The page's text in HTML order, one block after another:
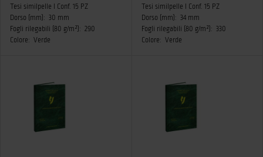
Tesi similpelle I Conf. 15 PZ
Dorso (mm): 30 mm
Fogli rilegabili (80 g/m²): 290
Colore: Verde
Tesi similpelle I Conf. 15 PZ
Dorso (mm): 34 mm
Fogli rilegabili (80 g/m²): 330
Colore: Verde